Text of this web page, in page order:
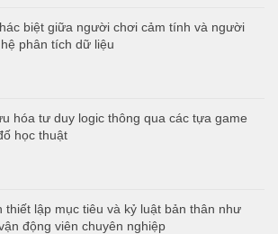
biệt giữa người chơi cảm tính và người
phân tích dữ liệu
hóa tư duy logic thông qua các tựa game
học thuật
thiết lập mục tiêu và kỷ luật bản thân như
động viên chuyên nghiệp